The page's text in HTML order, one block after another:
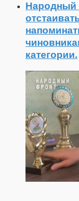
Народный
категории.